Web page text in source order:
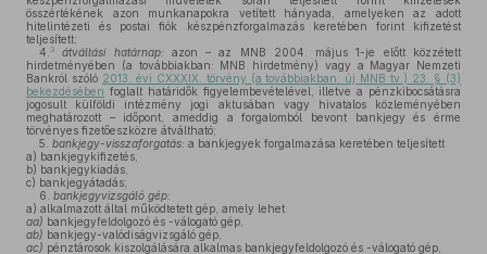
összértékének azon munkanapokra vetített hányada, amelyeken az adott
hitelintézeti és postai fiók készpénzforgalmazás keretében forint kifizetést
teljesített;
4. 3 átváltási határnap: azon – az MNB 2004. május 1-je előtt közzétett
hirdetményében (a továbbiakban: MNB hirdetmény) vagy a Magyar Nemzeti
Bankról szóló 2013. évi CXXXIX. törvény (a továbbiakban: új MNB tv.) 23. § (3)
bekezdésében foglalt határidők figyelembevételével, illetve a pénzkibocsátásra
jogosult külföldi intézmény jogi aktusában vagy hivatalos közleményében
meghatározott – időpont, ameddig a forgalomból bevont bankjegy és érme
törvényes fizetőeszközre átváltható;
5. bankjegy-visszaforgatás: a bankjegyek forgalmazása keretében teljesített
a) bankjegykifizetés,
b) bankjegykiadás,
c) bankjegyátadás;
6. bankjegyvizsgáló gép:
a) alkalmazott által működtetett gép, amely lehet
aa) bankjegyfeldolgozó és -válogató gép,
ab) bankjegy-valódiságvizsgáló gép,
ac) pénztárosok kiszolgálására alkalmas bankjegyfeldolgozó és -válogató gép,